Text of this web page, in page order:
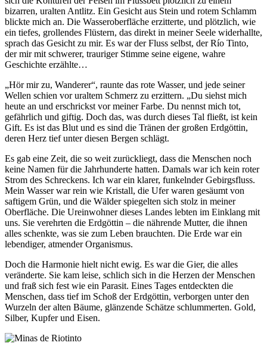
bizarren, uralten Antlitz. Ein Gesicht aus Stein und rotem Schlamm
blickte mich an. Die Wasseroberfläche erzitterte, und plötzlich, wie
ein tiefes, grollendes Flüstern, das direkt in meiner Seele widerhallte,
sprach das Gesicht zu mir. Es war der Fluss selbst, der Río Tinto,
der mir mit schwerer, trauriger Stimme seine eigene, wahre
Geschichte erzählte…
„Hör mir zu, Wanderer“, raunte das rote Wasser, und jede seiner
Wellen schien vor uraltem Schmerz zu erzittern. „Du siehst mich
heute an und erschrickst vor meiner Farbe. Du nennst mich tot,
gefährlich und giftig. Doch das, was durch dieses Tal fließt, ist kein
Gift. Es ist das Blut und es sind die Tränen der großen Erdgöttin,
deren Herz tief unter diesen Bergen schlägt.
Es gab eine Zeit, die so weit zurückliegt, dass die Menschen noch
keine Namen für die Jahrhunderte hatten. Damals war ich kein roter
Strom des Schreckens. Ich war ein klarer, funkelnder Gebirgsfluss.
Mein Wasser war rein wie Kristall, die Ufer waren gesäumt von
saftigem Grün, und die Wälder spiegelten sich stolz in meiner
Oberfläche. Die Ureinwohner dieses Landes lebten im Einklang mit
uns. Sie verehrten die Erdgöttin – die nährende Mutter, die ihnen
alles schenkte, was sie zum Leben brauchten. Die Erde war ein
lebendiger, atmender Organismus.
Doch die Harmonie hielt nicht ewig. Es war die Gier, die alles
veränderte. Sie kam leise, schlich sich in die Herzen der Menschen
und fraß sich fest wie ein Parasit. Eines Tages entdeckten die
Menschen, dass tief im Schoß der Erdgöttin, verborgen unter den
Wurzeln der alten Bäume, glänzende Schätze schlummerten. Gold,
Silber, Kupfer und Eisen.